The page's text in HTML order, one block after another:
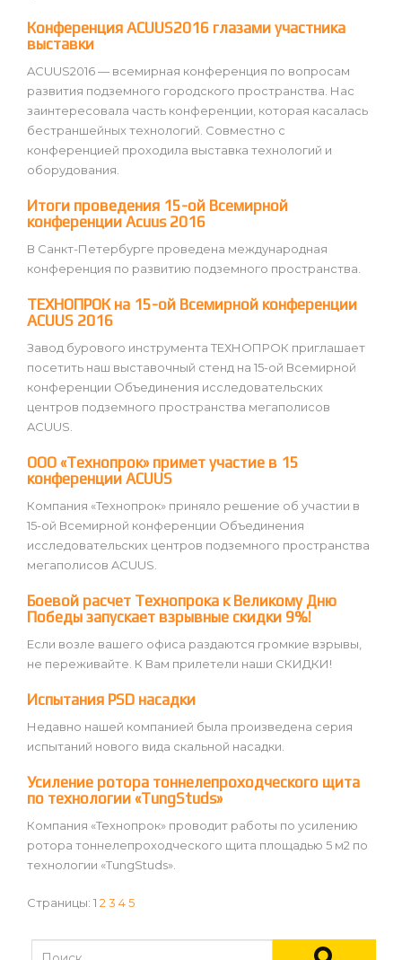
Конференция ACUUS2016 глазами участника
выставки
ACUUS2016 — всемирная конференция по вопросам
развития подземного городского пространства. Нас
заинтересовала часть конференции, которая касалась
бестраншейных технологий. Совместно с
конференцией проходила выставка технологий и
оборудования.
Итоги проведения 15-ой Всемирной
конференции Acuus 2016
В Санкт-Петербурге проведена международная
конференция по развитию подземного пространства.
ТЕХНОПРОК на 15-ой Всемирной конференции
ACUUS 2016
Завод бурового инструмента ТЕХНОПРОК приглашает
посетить наш выставочный стенд на 15-ой Всемирной
конференции Объединения исследовательских
центров подземного пространства мегаполисов
ACUUS.
ООО «Технопрок» примет участие в 15
конференции ACUUS
Компания «Технопрок» приняло решение об участии в
15-ой Всемирной конференции Объединения
исследовательских центров подземного пространства
мегаполисов ACUUS.
Боевой расчет Технопрока к Великому Дню
Победы запускает взрывные скидки 9%!
Если возле вашего офиса раздаются громкие взрывы,
не переживайте. К Вам прилетели наши СКИДКИ!
Испытания PSD насадки
Недавно нашей компанией была произведена серия
испытаний нового вида скальной насадки.
Усиление ротора тоннелепроходческого щита
по технологии «TungStuds»
Компания «Технопрок» проводит работы по усилению
ротора тоннелепроходческого щита площадью 5 м2 по
технологии «TungStuds».
Страницы: 1 2 3 45